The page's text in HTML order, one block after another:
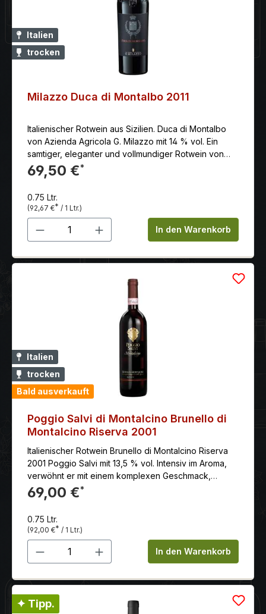
Italien
trocken
Milazzo Duca di Montalbo 2011
Italienischer Rotwein aus Sizilien. Duca di Montalbo
von Azienda Agricola G. Milazzo mit 14 % vol. Ein
samtiger, eleganter und vollmundiger Rotwein von
außergewöhnlicher Qualität
69,50 €*
0.75 Ltr.
(92,67 €* / 1 Ltr.)
Produkt Anzahl: Gib denIn den Warenkorb
Italien
trocken
Bald ausverkauft
Poggio Salvi di Montalcino Brunello di
Montalcino Riserva 2001
Italienischer Rotwein Brunello di Montalcino Riserva
2001 Poggio Salvi mit 13,5 % vol. Intensiv im Aroma,
verwöhnt er mit einem komplexen Geschmack,
ausgewogenem Tannin sowie einem nicht enden
wollenden Abgang. Reifegrad: Genießen und
Std lagerungsfähig bis (mind.): 2030 Empfehlung:
Toskanisches Wildschwein - Ragout, Toskanischer
Pfeffertopf mit Rindfleisch. Vinifikation: Fermentation
und Mazeration für 14 Tage in Stahltanks, bei 28 -
Holzfässer für 40 Monaten Produktion: 6000
Flaschen
69,00 €*
0.75 Ltr.
(92,00 €* / 1 Ltr.)
Produkt Anzahl: Gib denIn den Warenkorb
✦ Tipp.